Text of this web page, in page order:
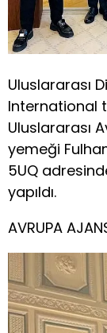
Uluslararası
International
Uluslararası
yemeği
5UQ
yapıldı.
AVRUPA